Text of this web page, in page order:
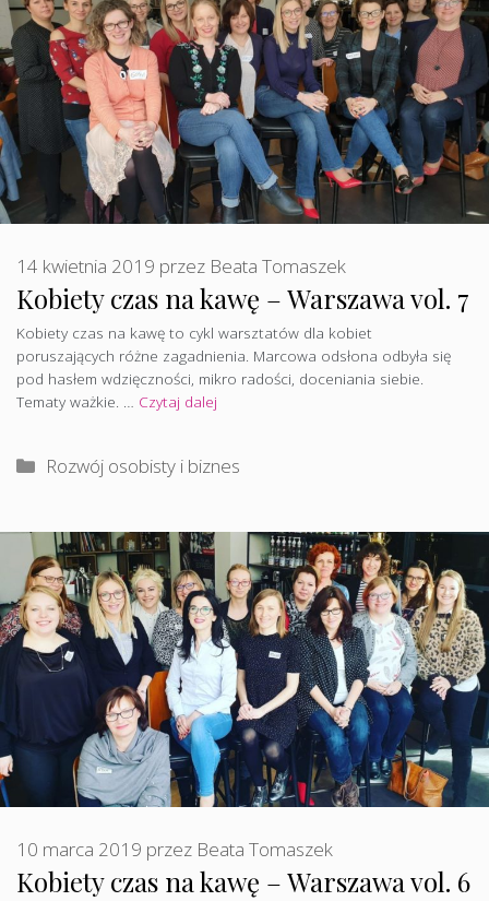
Kobiety czas na kawę – Warszawa vol. 7
14 kwietnia 2019 przez Beata Tomaszek
Kobiety czas na kawę to cykl warsztatów dla kobiet
poruszających różne zagadnienia. Marcowa odsłona odbyła się
pod hasłem wdzięczności, mikro radości, doceniania siebie.
Tematy ważkie. … Czytaj dalej
Kategorie
Rozwój osobisty i biznes
Kobiety czas na kawę – Warszawa vol. 6
10 marca 2019 przez Beata Tomaszek